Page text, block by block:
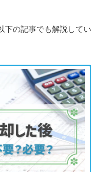
下の記事でも解説してい